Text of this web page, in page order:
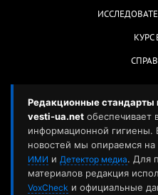
Редакционные стандарты
vesti-ua.net обеспечивает
информационной гигиены.
новостей мы опираемся
ИМИ и Детектор медиа. Для
материалов редакция
VoxCheck и официальные